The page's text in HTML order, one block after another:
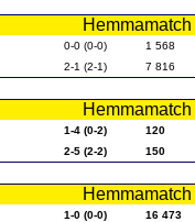
0-0 (0-0)
1 568
2-1 (2-1) 7 816
1-4 (0-2)
120
2-5 (2-2) 150
1-0 (0-0) 16 473